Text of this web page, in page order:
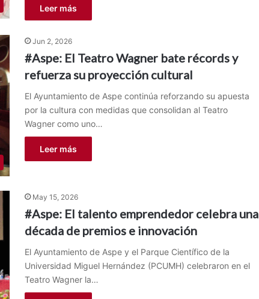
Leer más
Jun 2, 2026
#Aspe: El Teatro Wagner bate récords y
refuerza su proyección cultural
El Ayuntamiento de Aspe continúa reforzando su apuesta
por la cultura con medidas que consolidan al Teatro
Wagner como uno…
Leer más
May 15, 2026
#Aspe: El talento emprendedor celebra una
década de premios e innovación
El Ayuntamiento de Aspe y el Parque Científico de la
Universidad Miguel Hernández (PCUMH) celebraron en el
Teatro Wagner la…